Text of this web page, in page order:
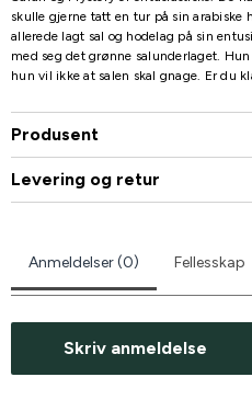
skulle gjerne tatt en tur på sin arabiske
allerede lagt sal og hodelag på sin
med seg det grønne salunderlaget.
hun vil ikke at salen skal gnage. Er du
Produsent
Levering og retur
Anmeldelser (0) Fellesskap
Skriv anmeldelse